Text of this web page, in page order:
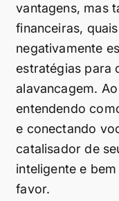
vantagens, mas
financeiras,
negativamente
estratégias para
alavancagem.
entendendo
e conectando
catalisador de
inteligente e
favor.